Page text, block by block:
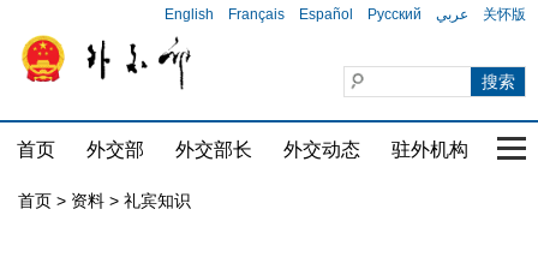
English Français Español Русский عربي 关怀版
首页 外交部 外交部长 外交动态 驻外机构 国
首页 > 资料 > 礼宾知识